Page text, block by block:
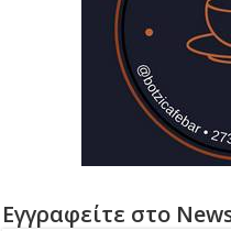
Εγγραφείτε στο